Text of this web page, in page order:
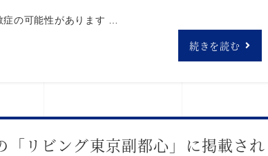
の可能性があります …
続きを読む
「リビング東京副都心」に掲載され